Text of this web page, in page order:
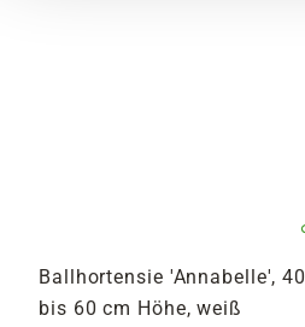
Ballhortensie 'Annabelle', 40
bis 60 cm Höhe, weiß